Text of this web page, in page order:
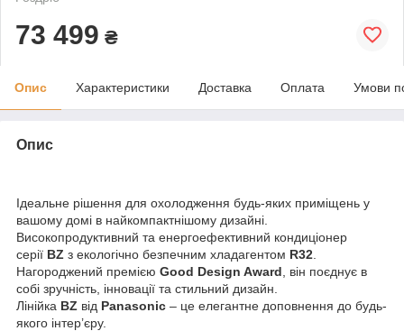
73 499 ₴
Опис Характеристики Доставка Оплата Умови
Опис
Ідеальне рішення для охолодження будь-яких приміщень у
вашому домі в найкомпактнішому дизайні.
Високопродуктивний та енергоефективний кондиціонер
серії BZ з екологічно безпечним хладагентом R32
Нагороджений премією Good Design Award , він поєднує в
собі зручність, інновації та стильний дизайн.
Лінійка BZ від Panasonic – це елегантне доповнення до будь-
якого інтер’єру.